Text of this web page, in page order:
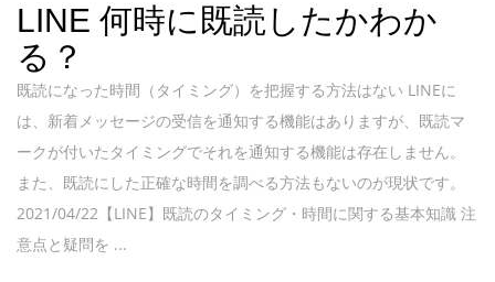
LINE 何時に既読したかわか
る？
既読になった時間（タイミング）を把握する方法はない LINEに
は、新着メッセージの受信を通知する機能はありますが、既読マ
ークが付いたタイミングでそれを通知する機能は存在しません。
また、既読にした正確な時間を調べる方法もないのが現状です。
2021/04/22【LINE】既読のタイミング・時間に関する基本知識 注
意点と疑問を ...